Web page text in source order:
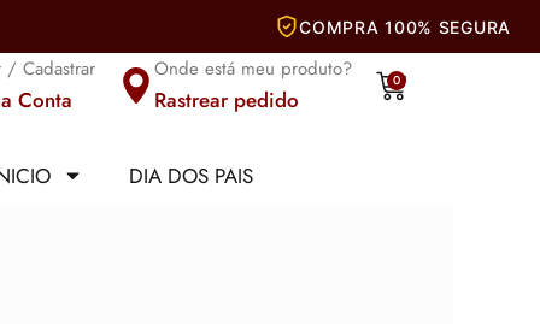
/ Cadastrar
Conta
Onde está meu produto?
Rastrear pedido
0
Carrinho
DIA DOS PAIS